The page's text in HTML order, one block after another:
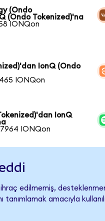
(Ondo
(Ondo Tokenized)'na
IONQon
IonQ (Ondo
IONQon
IonQ
IONQon
edilmemiş,
tanımlamak amacıyla